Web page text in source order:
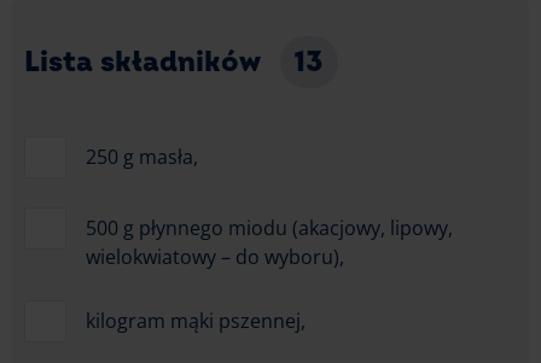
Lista składników 13
250 g masła,
500 g płynnego miodu (akacjowy, lipowy,
wielokwiatowy – do wyboru),
kilogram mąki pszennej,